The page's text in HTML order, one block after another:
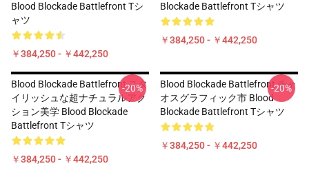
Blood Blockade Battlefront Tシ
ャツ
￥384,250 - ￥442,250
Blockade Battlefront Tシャツ
￥384,250 - ￥442,250
Blood Blockade Battlefront スタ
イリッシュな超ナチュラルアク
ション美学 Blood Blockade
Battlefront Tシャツ
￥384,250 - ￥442,250
-20%
Blood Blockade Battlefront チャ
オスグラフィック市 Blood
Blockade Battlefront Tシャツ
￥384,250 - ￥442,250
-20%